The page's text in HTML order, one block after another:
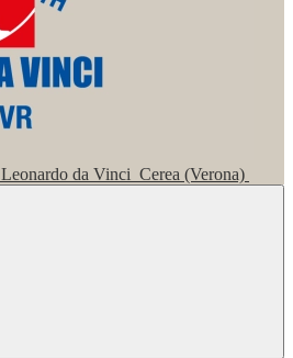
Leonardo da Vinci Cerea (Verona)